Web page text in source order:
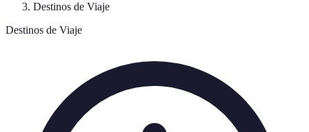
Destinos de Viaje
Destinos de Viaje